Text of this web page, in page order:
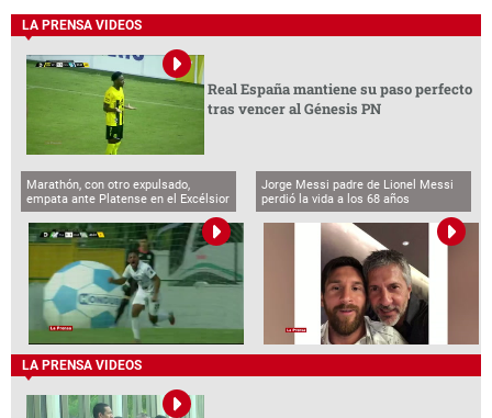
LA PRENSA VIDEOS
Real España mantiene su paso perfecto
tras vencer al Génesis PN
Marathón, con otro expulsado,
empata ante Platense en el Excélsior
Jorge Messi padre de Lionel Messi
perdió la vida a los 68 años
LA PRENSA VIDEOS